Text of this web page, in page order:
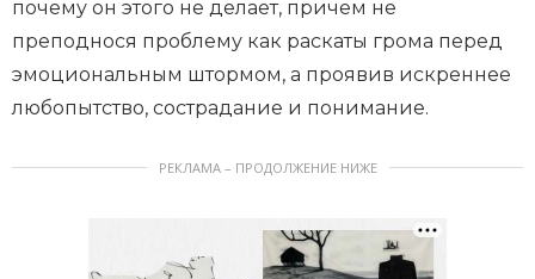
почему он этого не делает, причем не
преподнося проблему как раскаты грома перед
эмоциональным штормом, а проявив искреннее
любопытство, сострадание и понимание.
РЕКЛАМА – ПРОДОЛЖЕНИЕ НИЖЕ